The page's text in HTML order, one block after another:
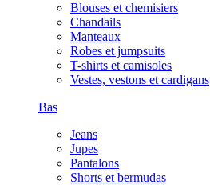
Blouses et chemisiers
Chandails
Manteaux
Robes et jumpsuits
T-shirts et camisoles
Vestes, vestons et cardigans
Bas
Jeans
Jupes
Pantalons
Shorts et bermudas